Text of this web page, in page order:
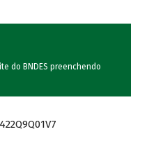
do BNDES preenchendo